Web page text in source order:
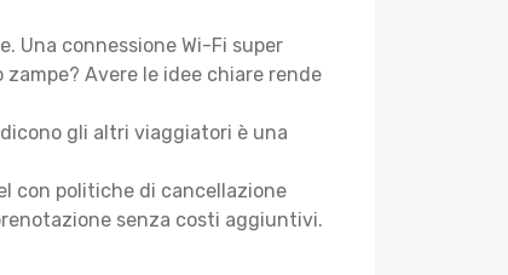
Una connessione Wi-Fi super
Avere le idee chiare rende
gli altri viaggiatori è una
con politiche di cancellazione
senza costi aggiuntivi.